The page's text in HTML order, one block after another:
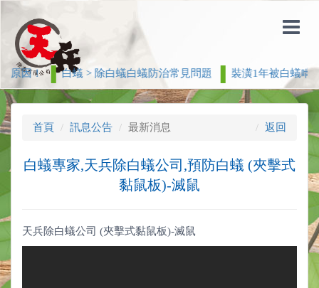
原因！ 白蟻 > 除白蟻白蟻防治常見問題 裝潢1年被白蟻啃
首頁 訊息公告 最新消息 返回
白蟻專家,天兵除白蟻公司,預防白蟻 (夾擊式
黏鼠板)-滅鼠
天兵除白蟻公司 (夾擊式黏鼠板)-滅鼠